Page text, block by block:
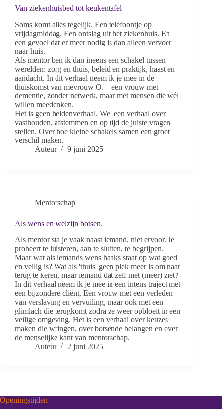
Van ziekenhuisbed tot keukentafel
Soms komt alles tegelijk. Een telefoontje op
vrijdagmiddag. Een ontslag uit het ziekenhuis. En
een gevoel dat er meer nodig is dan alleen vervoer
naar huis.
Als mentor ben ik dan ineens een schakel tussen
werelden: zorg en thuis, beleid en praktijk, haast en
aandacht. In dit verhaal neem ik je mee in de
thuiskomst van mevrouw O. – een vrouw met
dementie, zonder netwerk, maar met mensen die wél
willen meedenken.
Het is geen heldenverhaal. Wel een verhaal over
vasthouden, afstemmen en op tijd de juiste vragen
stellen. Over hoe kleine schakels samen een groot
verschil maken.
Auteur
9 juni 2025
Mentorschap
Als wens en welzijn botsen.
Als mentor sta je vaak naast iemand, niet ervoor. Je
probeert te luisteren, aan te sluiten, te begrijpen.
Maar wat als iemands wens haaks staat op wat goed
en veilig is? Wat als 'thuis' geen plek meer is om naar
terug te keren, maar iemand dat zelf niet (meer) ziet?
In dit verhaal neem ik je mee in een intens traject met
een bijzondere cliënt. Een vrouw met een verleden
van verslaving en vervuiling, maar ook met een
glimlach die terugkomt zodra ze weer opbloeit in een
veilige omgeving. Het is een verhaal over keuzes
maken die wringen, over botsende belangen en over
de menselijke kant van mentorschap.
Auteur
2 juni 2025
Openingstijden